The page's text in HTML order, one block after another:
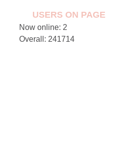
USERS ON PAGE
Now online: 2
Overall: 241714